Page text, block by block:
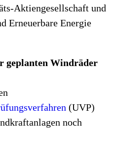
Aktiengesellschaft und
Erneuerbare Energie
geplanten Windräder
(UVP)
noch